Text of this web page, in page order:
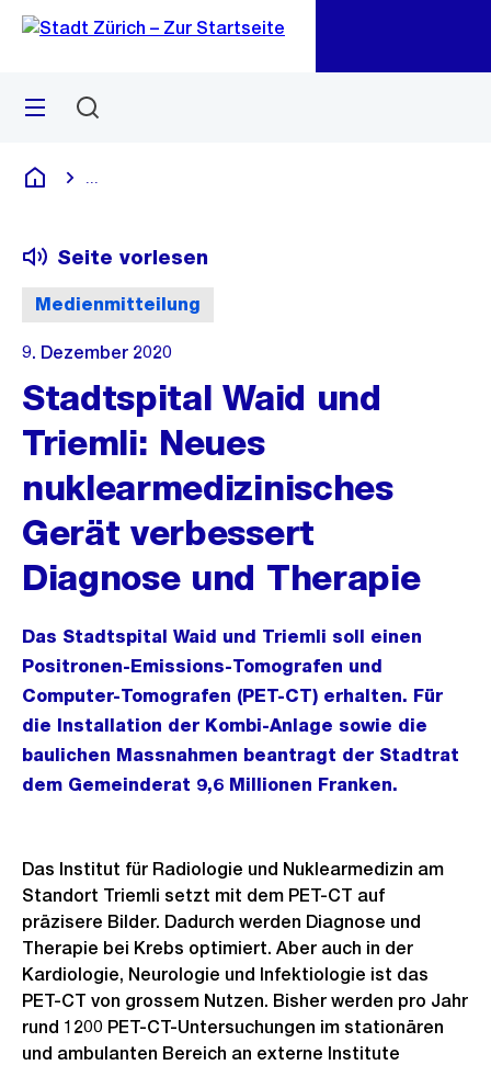
Navigation
Sprunglink
Menü
Deutsch
Medienmitteilung
Seite vorlesen
9. Dezember 2020
Stadtspital Waid und
Triemli: Neues
nuklearmedizinisches
Gerät verbessert
Diagnose und Therapie
Das Stadtspital Waid und Triemli soll einen
Positronen-Emissions-Tomografen und
Computer-Tomografen (PET-CT) erhalten. Für
die Installation der Kombi-Anlage sowie die
baulichen Massnahmen beantragt der Stadtrat
dem Gemeinderat 9,6 Millionen Franken.
Das Institut für Radiologie und Nuklearmedizin am
Standort Triemli setzt mit dem PET-CT auf
präzisere Bilder. Dadurch werden Diagnose und
Therapie bei Krebs optimiert. Aber auch in der
Kardiologie, Neurologie und Infektiologie ist das
PET-CT von grossem Nutzen. Bisher werden pro Jahr
rund 1200 PET-CT-Untersuchungen im stationären
und ambulanten Bereich an externe Institute